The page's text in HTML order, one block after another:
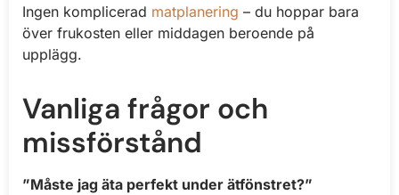
Ingen komplicerad matplanering – du hoppar bara
över frukosten eller middagen beroende på
upplägg.
Vanliga frågor och
missförstånd
”Måste jag äta perfekt under ätfönstret?”